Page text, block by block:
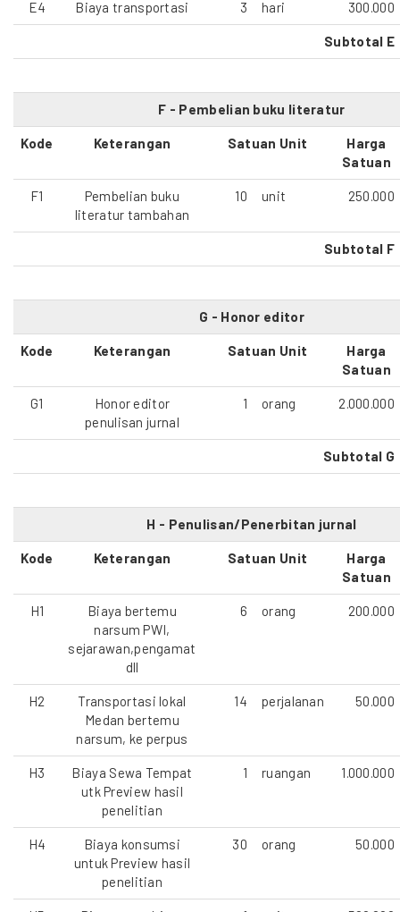
E4 Biaya transportasi 3 hari 300.000
Subtotal E
F - Pembelian buku literatur
Kode Keterangan Satuan Unit
Harga
Satuan
F1
Pembelian buku
literatur tambahan
10 unit 250.000
Subtotal F
G - Honor editor
Kode Keterangan Satuan Unit
Harga
Satuan
G1
Honor editor
penulisan jurnal
1 orang 2.000.000
Subtotal G
H - Penulisan/Penerbitan jurnal
Kode Keterangan Satuan Unit
Harga
Satuan
H1
Biaya bertemu
narsum PWI,
sejarawan,pengamat
dll
6 orang 200.000
H2
Transportasi lokal
Medan bertemu
narsum, ke perpus
14 perjalanan 50.000
H3
Biaya Sewa Tempat
utk Preview hasil
penelitian
1 ruangan 1.000.000
H4
Biaya konsumsi
untuk Preview hasil
penelitian
30 orang 50.000